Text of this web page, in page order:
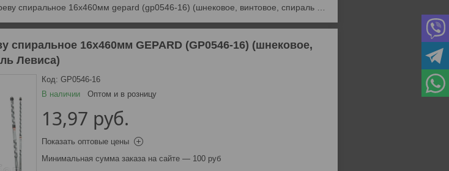
спиральное 16х460мм GEPARD (GP0546-16) (шнековое,
Левиса)
В наличии Оптом и в розницу
Код: GP0546-16
13,97 руб.
Показать оптовые цены
Минимальная сумма заказа на сайте — 100 руб